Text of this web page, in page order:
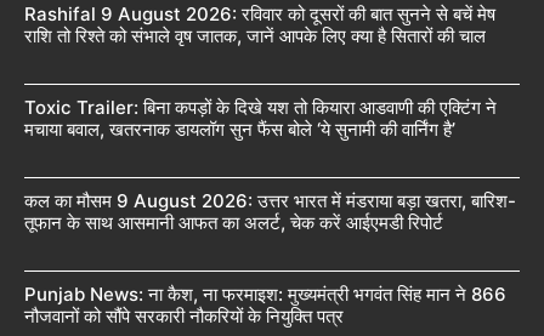
Rashifal 9 August 2026: रविवार को दूसरों की बात सुनने से बचें मेष
राशि तो रिश्ते को संभाले वृष जातक, जानें आपके लिए क्या है सितारों की चाल
Toxic Trailer: बिना कपड़ों के दिखे यश तो कियारा आडवाणी की एक्टिंग ने
मचाया बवाल, खतरनाक डायलॉग सुन फैंस बोले ‘ये सुनामी की वार्निंग है’
कल का मौसम 9 August 2026: उत्तर भारत में मंडराया बड़ा खतरा, बारिश-
तूफान के साथ आसमानी आफत का अलर्ट, चेक करें आईएमडी रिपोर्ट
Punjab News: ना कैश, ना फरमाइश: मुख्यमंत्री भगवंत सिंह मान ने 866
नौजवानों को सौंपे सरकारी नौकरियों के नियुक्ति पत्र